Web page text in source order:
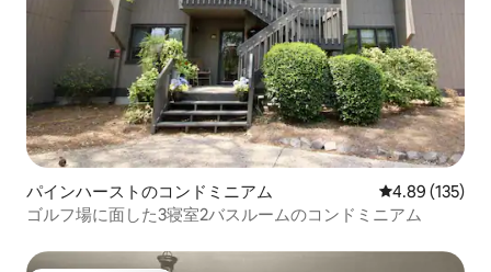
パインハーストのコンドミニアム レビュー135
4.89 (135)
ゴルフ場に面した3寝室2バスルームのコンドミニアム